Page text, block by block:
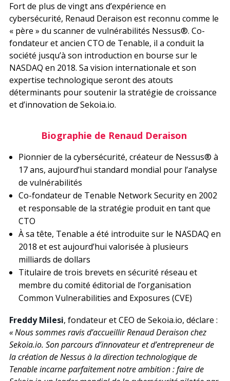
Fort de plus de vingt ans d’expérience en
cybersécurité, Renaud Deraison est reconnu comme le
« père » du scanner de vulnérabilités Nessus®. Co-
fondateur et ancien CTO de Tenable, il a conduit la
société jusqu’à son introduction en bourse sur le
NASDAQ en 2018. Sa vision internationale et son
expertise technologique seront des atouts
déterminants pour soutenir la stratégie de croissance
et d’innovation de Sekoia.io.
Biographie de Renaud Deraison
Pionnier de la cybersécurité, créateur de Nessus® à
17 ans, aujourd’hui standard mondial pour l’analyse
de vulnérabilités
Co-fondateur de Tenable Network Security en 2002
et responsable de la stratégie produit en tant que
CTO
À sa tête, Tenable a été introduite sur le NASDAQ en
2018 et est aujourd’hui valorisée à plusieurs
milliards de dollars
Titulaire de trois brevets en sécurité réseau et
membre du comité éditorial de l’organisation
Common Vulnerabilities and Exposures (CVE)
Freddy Milesi, fondateur et CEO de Sekoia.io, déclare :
« Nous sommes ravis d’accueillir Renaud Deraison chez
Sekoia.io. Son parcours d’innovateur et d’entrepreneur de
la création de Nessus à la direction technologique de
Tenable incarne parfaitement notre ambition : faire de